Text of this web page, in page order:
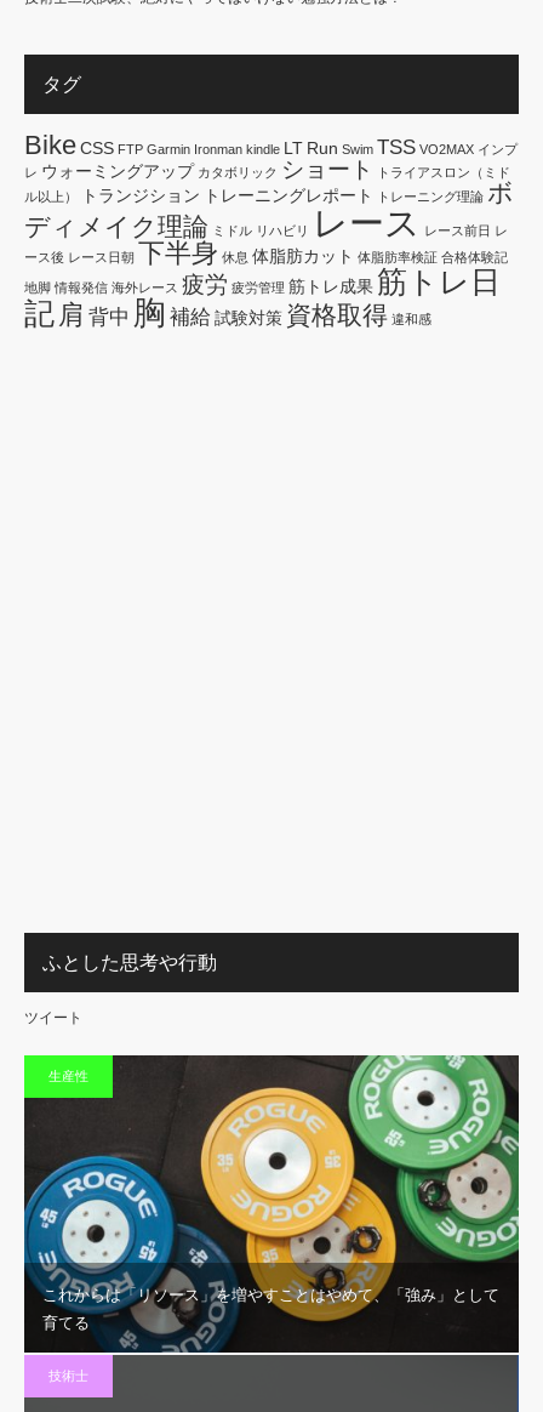
タグ
BikeCSS FTP Garmin Ironman kindle LT Run Swim TSS VO2MAX インプ
レ ウォーミングアップ カタボリック ショート
トライアスロン（ミド
ル以上）
トランジション トレーニングレポート トレーニング理論 ボ
ディメイク理論 ミドル リハビリ レース レース前日 レ
ース後 レース日朝 下半身 休息 体脂肪カット 体脂肪率検証 合格体験記
地脚 情報発信 海外レース 疲労 疲労管理 筋トレ成果 筋トレ日
記 肩 背中 胸 補給 試験対策 資格取得 違和感
ふとした思考や行動
ツイート
生産性
これからは「リソース」を増やすことはやめて、「強み」として
育てる
技術士